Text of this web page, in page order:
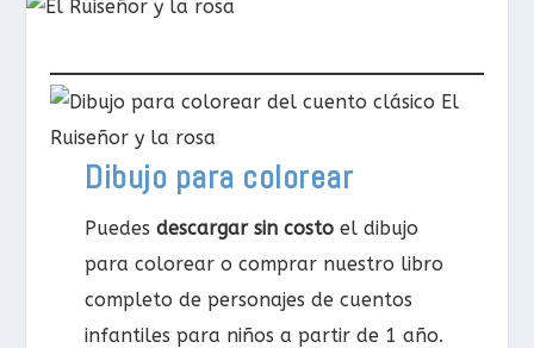
Dibujo para colorear
Puedes descargar sin costo el dibujo
para colorear o comprar nuestro libro
completo de personajes de cuentos
infantiles para niños a partir de 1 año.